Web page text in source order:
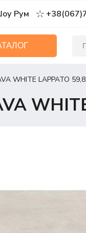
Рум
WHITE LAPPATO